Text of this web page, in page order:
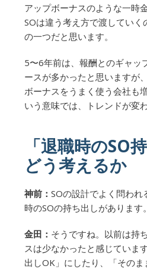
アップボーナスのような一時
SOは違う考え方で渡してい
の一つだと思います。
5〜6年前は、報酬とのギャッ
ースが多かったと思いますが
ボーナスをうまく使う会社も
いう意味では、トレンドが変
「退職時のSO
どう考えるか
神前： SOの設計でよく問わ
時のSOの持ち出しがあります。
金田： そうですね。以前は持
スは少なかったと感じていま
出しOK」にしたり、「その